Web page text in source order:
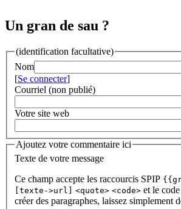
Un gran de sau ?
(identification facultative)
Nom
[Se connecter]
Courriel (non publié)
Votre site web
Ajoutez votre commentaire ici
Texte de votre message
Ce champ accepte les raccourcis SPIP
[texte->url]
<quote> <code> et le
créer des paragraphes, laissez simplement